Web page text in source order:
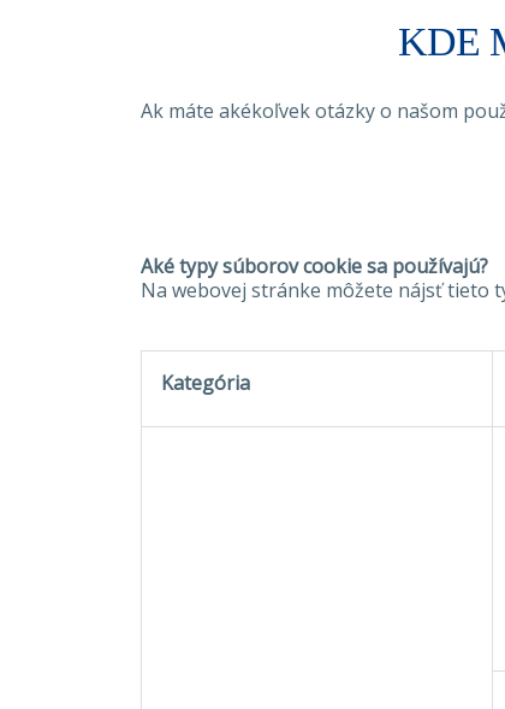
KDE
Ak máte akékoľvek otázky o našom
Aké typy súborov cookie sa používajú?
Na webovej stránke môžete nájsť tieto
Kategória